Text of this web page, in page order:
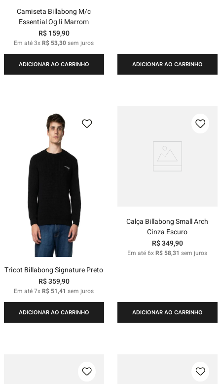
Camiseta Billabong M/c
Essential Og Ii Marrom
R$ 159,90
Em até3xR$ 53,30sem juros
ADICIONAR AO CARRINHO ADICIONAR AO CARRINHO
Tricot Billabong Signature Preto
R$359,90
Em até7xR$ 51,41 sem juros
ADICIONAR AO CARRINHO
Calça Billabong Small Arch
Cinza Escuro
R$349,90
Em até6xR$ 58,31 sem juros
ADICIONAR AO CARRINHO